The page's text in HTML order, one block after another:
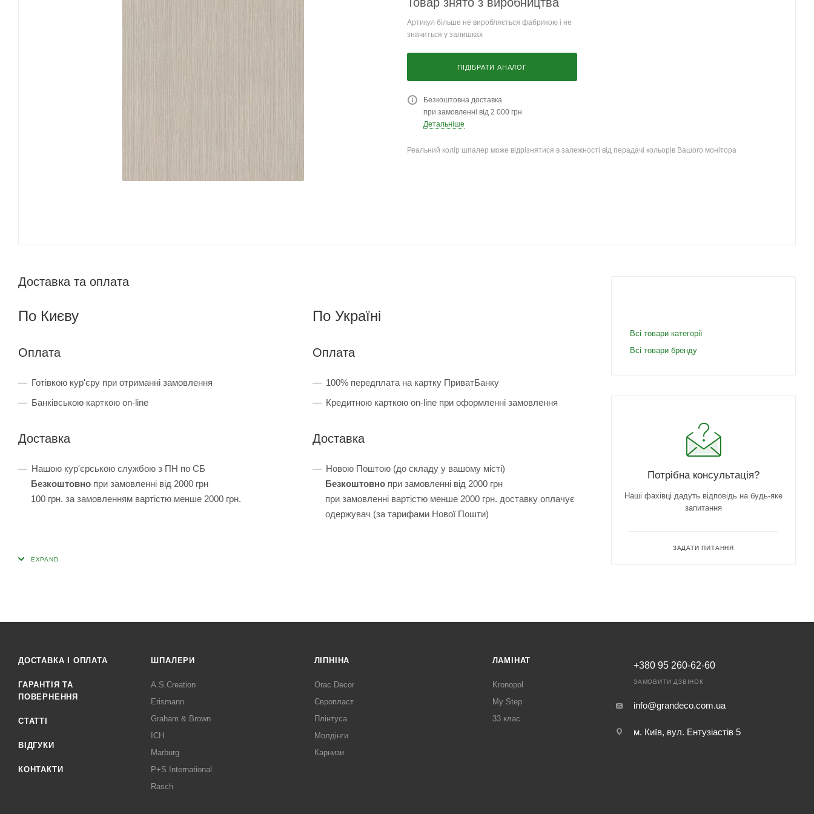
Артикул більше не виробляється фабрикою і не
значиться у залишках
ПІДІБРАТИ АНАЛОГ
Безкоштовна доставка
при замовленні від 2 000 грн
Детальніше
Реальний колір шпалер може відрізнятися в залежності від перадачі кольорів Вашого монітора
Доставка та оплата
По Києву
Оплата
Готівкою кур'єру при отриманні замовлення
Банківською карткою on-line
Доставка
Нашою кур'єрською службою з ПН по СБ
Безкоштовно при замовленні від 2000 грн
100 грн. за замовленням вартістю менше 2000 грн.
По Україні
Оплата
100% передплата на картку ПриватБанку
Кредитною карткою on-line при оформленні замовлення
Доставка
Новою Поштою (до складу у вашому місті)
Безкоштовнопри замовленні від 2000 грн
при замовленні вартістю менше 2000 грн. доставку оплачує
одержувач (за тарифами Нової Пошти)
Всі товари категорії
Всі товари бренду
Потрібна консультація?
Наші фахівці дадуть відповідь на будь-яке
запитання
ЗАДАТИ ПИТАННЯ
ДОСТАВКА І ОПЛАТА
ГАРАНТІЯ ТА
ПОВЕРНЕННЯ
СТАТТІ
ВІДГУКИ
КОНТАКТИ
ШПАЛЕРИ
A.S.Creation
Erismann
Graham & Brown
ICH
Marburg
P+S International
Rasch
ЛІПНІНА
Orac Decor
Європласт
Плінтуса
Молдінги
Карнизи
ЛАМІНАТ
Kronopol
My Step
33 клас
+380 95 260-62-60
ЗАМОВИТИ ДЗВІНОК
info@grandeco.com.ua
м. Київ, вул. Ентузіастів 5